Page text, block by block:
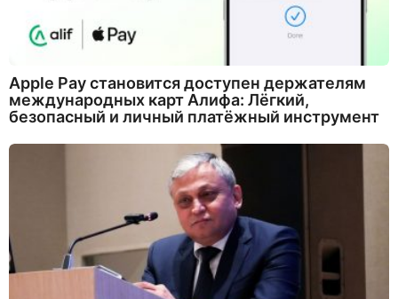
Apple Pay становится доступен держателям
международных карт Алифа: Лёгкий,
безопасный и личный платёжный инструмент